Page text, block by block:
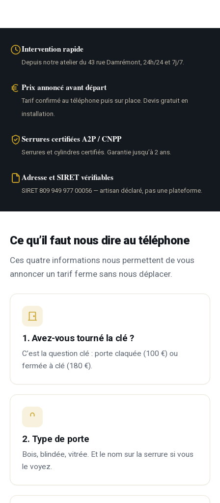
Intervention rapide
Depuis notre atelier du 43 rue Damrémont, 24h/24 et 7j/7.
Prix annoncé avant départ
Tarif confirmé au téléphone puis sur place. Devis gratuit en
installation.
Serrures certifiées A2P / CNPP
Serrures et cylindres certifiés. Garantie jusqu’à 2 ans.
Adresse et SIRET vérifiables
SIRET 809 949 977 00056 — artisan déclaré, pas une plateforme.
Ce qu’il faut nous dire au téléphone
Ces quatre informations nous permettent de vous
annoncer un tarif ferme sans nous déplacer.
1. Avez-vous tourné la clé ?
C’est la question clé : porte claquée (100 €) ou
fermée à clé (180 €).
2. Type de porte
Bois, blindée, vitrée. Et le nom sur la serrure si vous
le voyez.